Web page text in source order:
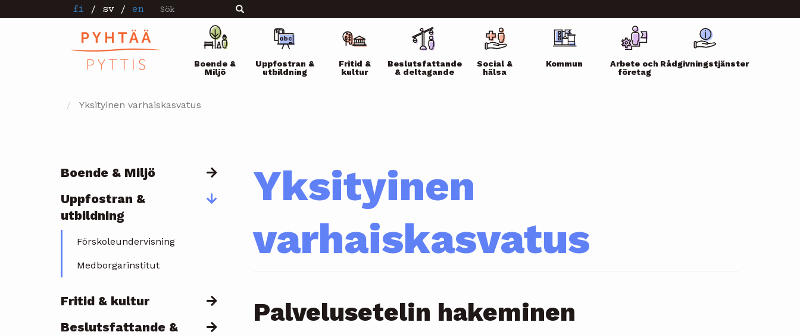
till
fi / sv / en Sök Sök
Päävalikko
Boende &
Miljö
Uppfostran &
utbildning
Fritid &
kultur
Beslutsfattande
& deltagande
Social &
hälsa
Kommun
Arbete och
företag
Rådgivningstjänster
Yksityinen varhaiskasvatus
Päävalikko
Boende & Miljö
Uppfostran &
utbildning
Förskoleundervisning
Medborgarinstitut
Fritid & kultur
Beslutsfattande &
Yksityinen
varhaiskasvatus
Palvelusetelin hakeminen